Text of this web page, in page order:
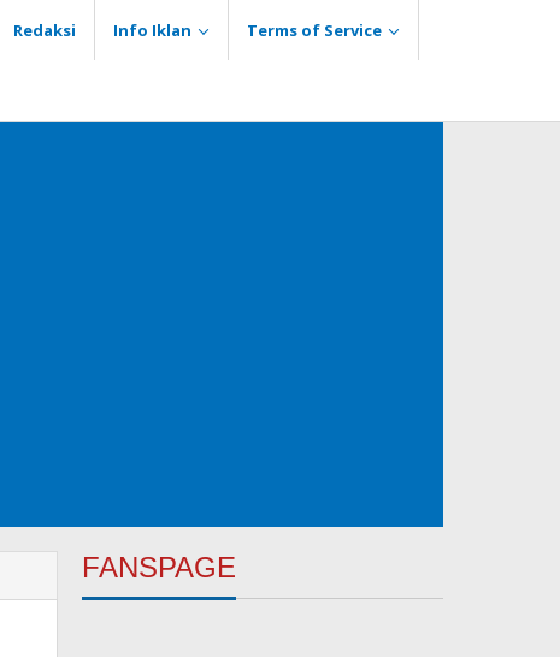
Redaksi Info Iklan Terms of Service
FANSPAGE